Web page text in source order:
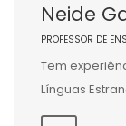
Neide
PROFESSOR DE
Tem
Línguas